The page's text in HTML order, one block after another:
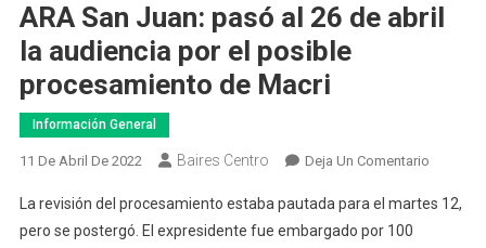
ARA San Juan: pasó al 26 de abril
la audiencia por el posible
procesamiento de Macri
Información General
11 De Abril De 2022 Baires Centro Deja Un ComentarioEn
San
La revisión del procesamiento estaba pautada para el martes 12,
pero se postergó. El expresidente fue embargado por 100